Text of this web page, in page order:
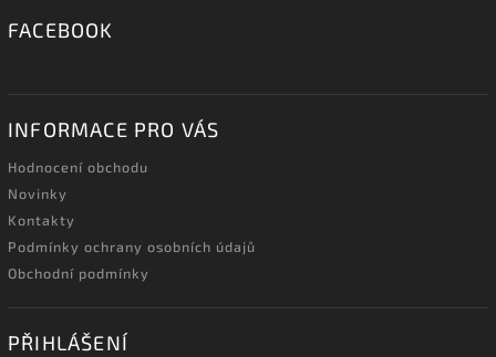
FACEBOOK
INFORMACE PRO VÁS
Hodnocení obchodu
Novinky
Kontakty
Podmínky ochrany osobních údajů
Obchodní podmínky
PŘIHLÁŠENÍ